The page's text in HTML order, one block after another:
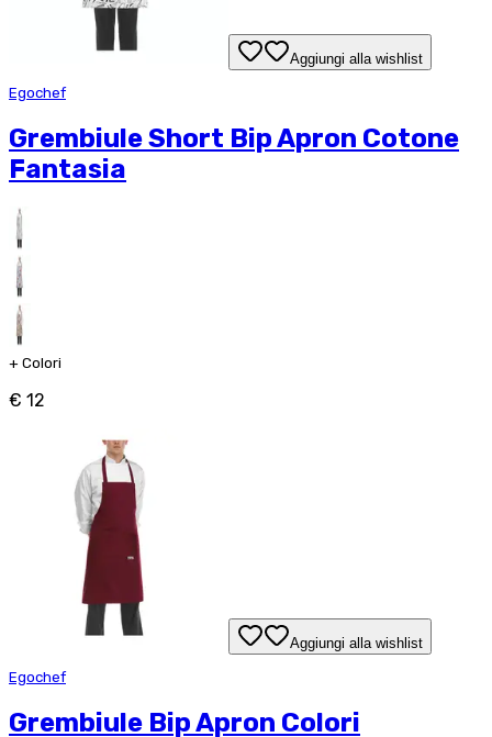
Aggiungi alla wishlist
Egochef
Grembiule Short Bip Apron Cotone
Fantasia
+ Colori
€ 12
Aggiungi alla wishlist
Egochef
Grembiule Bip Apron Colori